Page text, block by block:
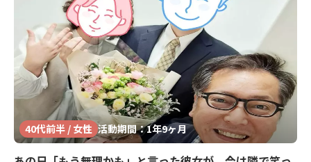
40代前半 / 女性 活動期間：1年9ヶ月